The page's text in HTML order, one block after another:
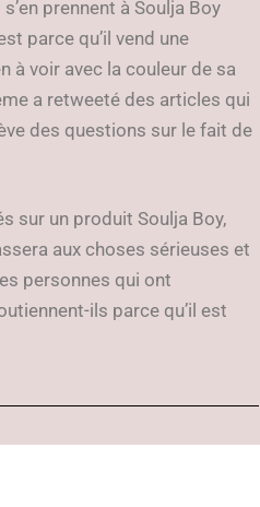
prennent à Soulja Boy
parce qu’il vend une
à voir avec la couleur de sa
a retweeté des articles qui
des questions sur le fait de
sur un produit Soulja Boy,
aux choses sérieuses et
personnes qui ont
ils parce qu’il est